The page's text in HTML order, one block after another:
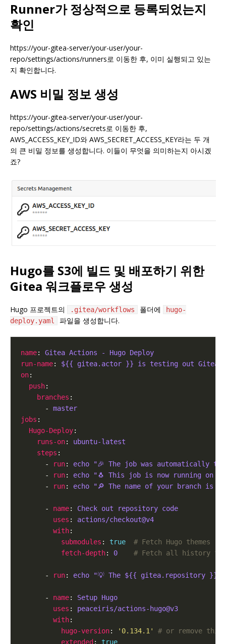
Runner가 정상적으로 등록되었는지
확인
https://your-gitea-server/your-user/your-
repo/settings/actions/runners로 이동한 후, 이미 실행되고 있는
지 확인합니다.
AWS 비밀 정보 생성
https://your-gitea-server/your-user/your-
repo/settings/actions/secrets로 이동한 후,
AWS_ACCESS_KEY_ID와 AWS_SECRET_ACCESS_KEY라는 두 개
의 큰 비밀 정보를 생성합니다. 이들이 무엇을 의미하는지 아시겠
죠?
Hugo를 S3에 빌드 및 배포하기 위한
Gitea 워크플로우 생성
Hugo 프로젝트의 .gitea/workflows 폴더에
hugo-
deploy.yaml
파일을 생성합니다.
name: Gitea Actions - Hugo Deploy
run-name: ${{ gitea.actor }} is testing out Gitea
on
push
branches
      -
master
jobs
Hugo-Deploy
runs-on: ubuntu-latest
steps
      -
run: echo "🎉 The job was automatically
      -
run: echo "🐧 This job is now running on
      -
run: echo "🔎 The name of your branch
      -
name: Check out repository code
uses : actions/checkout@v4
with
submodules : true
# Fetch Hugo themes
fetch-depth: 0 # Fetch all history for
      -
run: echo "💡 The ${{ gitea.repository }}
      -
name: Setup Hugo
uses : peaceiris/actions-hugo@v3
with
hugo-version: '0.134.1'
# or remove
extended : true